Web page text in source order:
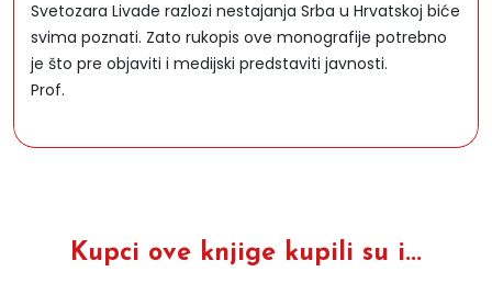
Svetozara Livade razlozi nestajanja Srba u Hrvatskoj biće
svima poznati. Zato rukopis ove monografije potrebno
je što pre objaviti i medijski predstaviti javnosti.
Prof.
Kupci ove knjige kupili su i...